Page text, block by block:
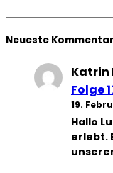
Neueste
Katrin
Folge
19.
Hallo
erlebt.